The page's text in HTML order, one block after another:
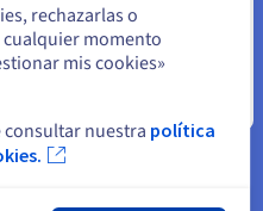
sobre una sólida
una alta
de producción y las
una baja latencia y una
estable para su sitio web,
rechazarlas o
momento
mis cookies»
nuestra política